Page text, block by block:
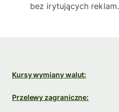
bez irytujących reklam.
Kursy wymiany walut:
Przelewy zagraniczne: